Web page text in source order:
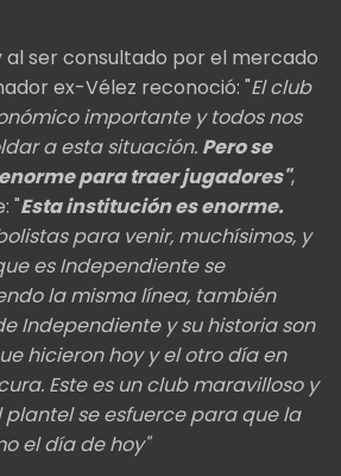
ser consultado por el mercado
ex-Vélez reconoció: "El club
importante y todos nos
a esta situación. Pero se
para traer jugadores",
"Esta institución es enorme.
para venir, muchísimos, y
es Independiente se
la misma línea, también
Independiente y su historia son
hicieron hoy y el otro día en
Este es un club maravilloso y
plantel se esfuerce para que la
el día de hoy"